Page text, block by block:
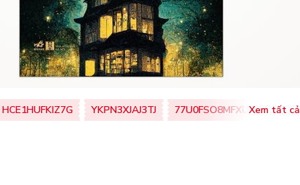
HCE1HUFKIZ7G YKPN3XJAJ3TJ 77U0FSO8MFXU Xem tất cả